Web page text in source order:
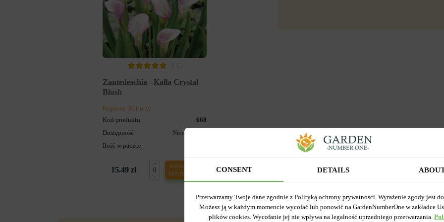
Zantedeschia - Kalla Crystal
Blush
Kupiony 301 razy
Kod produktu
668
Dostępność
Niedostępny
Ilość w paczce
15.49 zł
POWIADOM O
DOSTĘPNOŚCI
CONSENT DETAILS
Przetwarzamy Twoje dane zgodnie z Polityką ochrony prywatności. Wyrażenie zgody jest
Możesz ją w każdym momencie wycofać lub ponowić na GardenNumberOne w zakładce
plików cookies. Wycofanie jej nie wpływa na legalność uprzedniego przetwarzania.